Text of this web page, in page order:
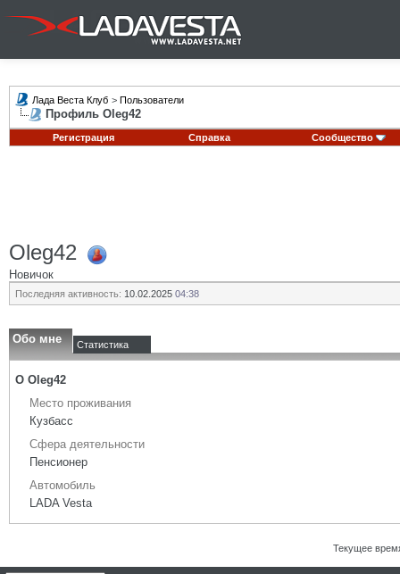
Лада Веста Клуб > Пользователи
Профиль Oleg42
Регистрация Справка Сообщество
Oleg42
Новичок
Последняя активность: 10.02.2025 04:38
Обо мне Статистика
О Oleg42
Место проживания
Кузбасс
Сфера деятельности
Пенсионер
Автомобиль
LADA Vesta
Текущее